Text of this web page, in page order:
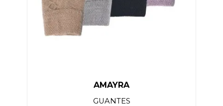
AMAYRA
GUANTES